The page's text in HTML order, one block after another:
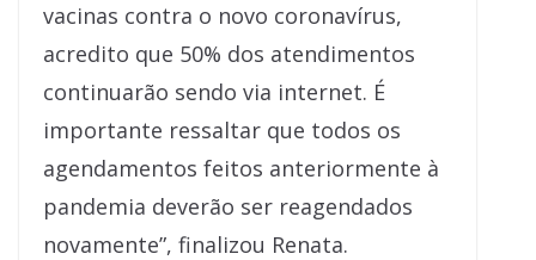
vacinas contra o novo coronavírus,
acredito que 50% dos atendimentos
continuarão sendo via internet. É
importante ressaltar que todos os
agendamentos feitos anteriormente à
pandemia deverão ser reagendados
novamente”, finalizou Renata.